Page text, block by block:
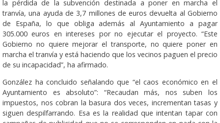
la pérdida de la subvención destinada a poner en marcha el
tranvía, una ayuda de 3,7 millones de euros devuelta al Gobierno
de España, lo que obliga además al Ayuntamiento a pagar
305.000 euros en intereses por no ejecutar el proyecto. “Este
Gobierno no quiere mejorar el transporte, no quiere poner en
marcha el tranvía y está haciendo que los vecinos paguen el precio
de su incapacidad”, ha afirmado.
González ha concluido señalando que “el caos económico en el
Ayuntamiento es absoluto”: “Recaudan más, nos suben los
impuestos, nos cobran la basura dos veces, incrementan tasas y
siguen despilfarrando. Esa es la realidad que intentan tapar con